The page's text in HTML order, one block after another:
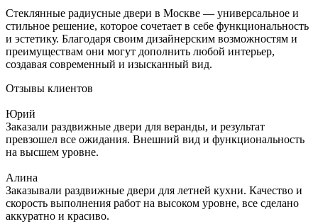
Стеклянные радиусные двери в Москве — универсальное и
стильное решение, которое сочетает в себе функциональность
и эстетику. Благодаря своим дизайнерским возможностям и
преимуществам они могут дополнить любой интерьер,
создавая современный и изысканный вид.
Отзывы клиентов
Юрий
Заказали раздвижные двери для веранды, и результат
превзошел все ожидания. Внешний вид и функциональность
на высшем уровне.
Алина
Заказывали раздвижные двери для летней кухни. Качество и
скорость выполнения работ на высоком уровне, все сделано
аккуратно и красиво.